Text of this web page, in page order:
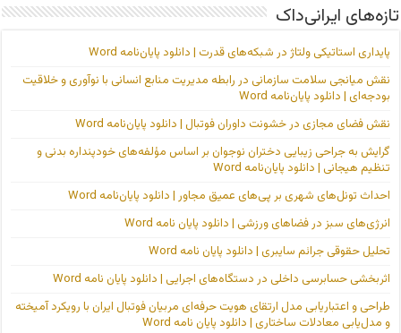
تازه‌های ایرانی‌داک
پایداری استاتیکی ولتاژ در شبکه‌های قدرت | دانلود پایان‌نامه Word
نقش میانجی سلامت سازمانی در رابطه مدیریت منابع انسانی با نوآوری و خلاقیت
بودجه‌ای | دانلود پایان‌نامه Word
نقش فضای مجازی در خشونت داوران فوتبال | دانلود پایان‌نامه Word
گرایش به جراحی زیبایی دختران نوجوان بر اساس مؤلفه‌های خودپنداره بدنی و
تنظیم هیجانی | دانلود پایان‌نامه Word
احداث تونل‌های شهری بر پی‌های عمیق مجاور | دانلود پایان‌نامه Word
انرژی‌های سبز در فضاهای ورزشی | دانلود پایان نامه Word
تحلیل حقوقی جرائم سایبری | دانلود پایان نامه Word
اثربخشی حسابرسی داخلی در دستگاه‌های اجرایی | دانلود پایان نامه Word
طراحی و اعتباریابی مدل ارتقای هویت حرفه‌ای مربیان فوتبال ایران با رویکرد آمیخته
و مدل‌یابی معادلات ساختاری | دانلود پایان نامه Word